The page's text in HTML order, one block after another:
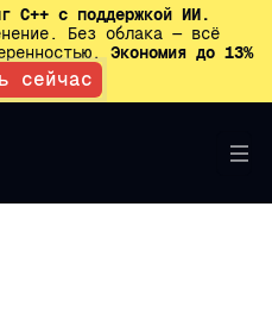
C++ с поддержкой ИИ.
Без облака — всё
Экономия до 13%
сейчас